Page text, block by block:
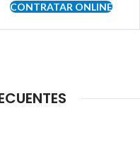
CONTRATAR ONLINE